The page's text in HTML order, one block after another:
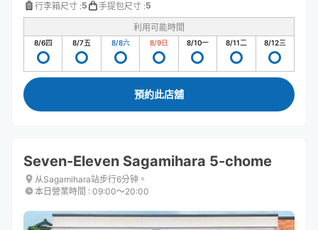
行李箱尺寸 :5 手提包尺寸 :5
利用可能時間
8/6四 8/7五 8/8六 8/9日 8/10一 8/11二 8/12三
預約此店舖
Seven-Eleven Sagamihara 5-chome
从Sagamihara站步行6分钟。
本日營業時間 : 09:00〜20:00